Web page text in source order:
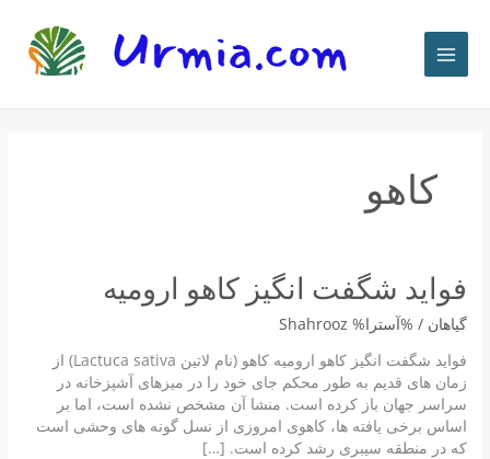
کاهو
فواید شگفت انگیز کاهو ارومیه
گياهان / %آسترا% Shahrooz
فواید شگفت انگیز کاهو ارومیه کاهو (نام لاتین Lactuca sativa) از
زمان های قدیم به طور محکم جای خود را در میزهای آشپزخانه در
سراسر جهان باز کرده است. منشا آن مشخص نشده است، اما بر
اساس برخی یافته ها، کاهوی امروزی از نسل گونه های وحشی است
که در منطقه سیبری رشد کرده است. […]